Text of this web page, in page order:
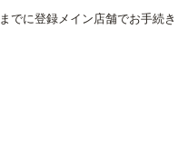
でに登録メイン店舗でお手続き